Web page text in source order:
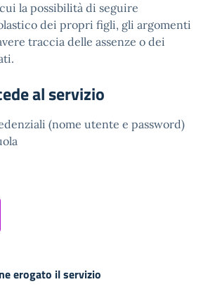
la possibilità di seguire
dei propri figli, gli argomenti
traccia delle assenze o dei
al servizio
(nome utente e password)
erogato il servizio